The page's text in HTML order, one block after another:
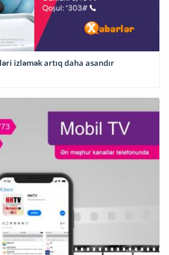
izləmək artıq daha asandır